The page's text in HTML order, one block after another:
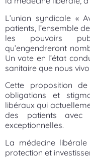
L’union syndicale «
patients, l’ensemble
les pouvoirs
qu’engendreront
Un vote en l’état
sanitaire que nous
Cette proposition
obligations et
libéraux qui
des patients avec
exceptionnelles.
La médecine
protection et